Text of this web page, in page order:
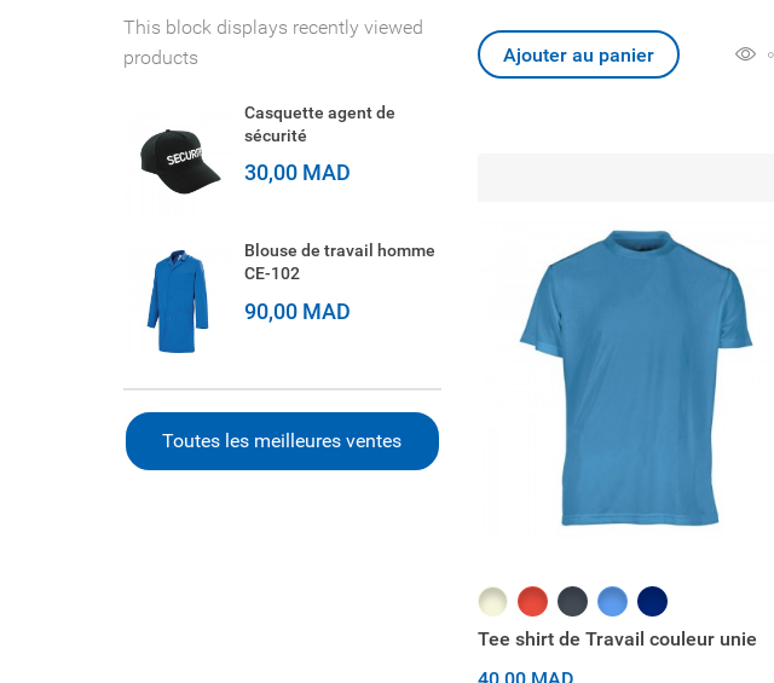
This block displays recently viewed
products
Casquette agent de
sécurité
30,00 MAD
Blouse de travail homme
CE-102
90,00 MAD
Toutes les meilleures ventes
Ajouter au panier
BeigeRougeNoir Bleu marine
Tee shirt de Travail couleur unie